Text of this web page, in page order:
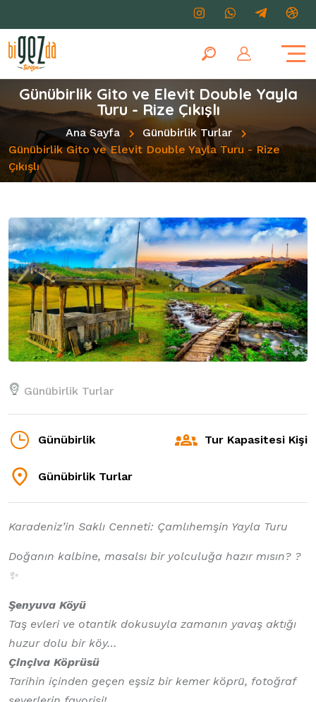
Günübirlik Gito ve Elevit Double Yayla
Turu - Rize Çıkışlı
Ana Sayfa
Günübirlik Turlar
Günübirlik Gito ve Elevit Double Yayla Turu - Rize
Çıkışlı
Günübirlik Turlar
Günübirlik Tur Kapasitesi Kişi
Günübirlik Turlar
Karadeniz’in Saklı Cenneti: Çamlıhemşin Yayla Turu
Doğanın kalbine, masalsı bir yolculuğa hazır mısın? ?
✨
Şenyuva Köyü
Taş evleri ve otantik dokusuyla zamanın yavaş aktığı
huzur dolu bir köy…
Çinçiva Köprüsü
Tarihin içinden geçen eşsiz bir kemer köprü, fotoğraf